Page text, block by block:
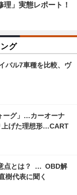
」実態レポート！
グ
バル7車種を比較、ヴ
ーグ」…カーオーナ
上げた理想形…CART
点とは？ … OBD解
樹代表に聞く